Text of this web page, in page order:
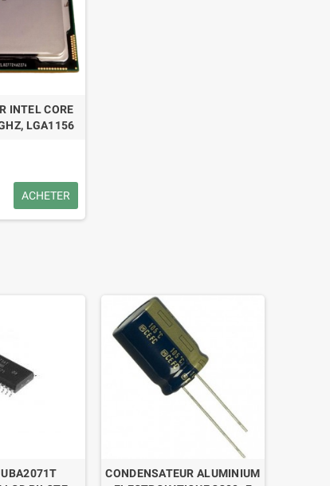
INTEL CORE
LGA1156
ACHETER
CONDENSATEUR ALUMINIUM